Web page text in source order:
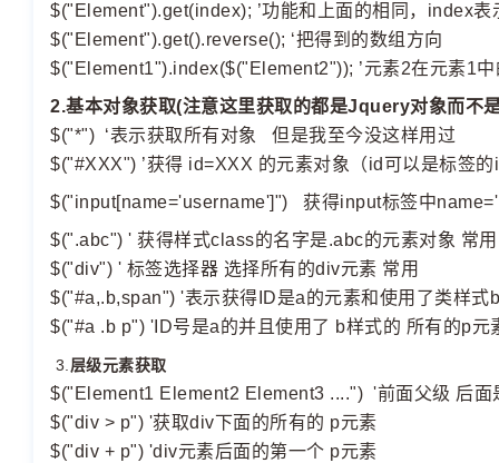
$("Element").get(index); ’功能和上面的相同，index表
$("Element").get().reverse(); ‘把得到的数组方向
$("Element1").index($("Element2")); ’元素2在元素1
2.基本对象获取(注意这里获取的都是Jquery对象而不
$("*") ‘表示获取所有对象 但是我至今没这样用过
$("#XXX") ’获得 id=XXX 的元素对象（id可以是标签
$("input[name='username']") 获得input标签中
$(".abc") ' 获得样式class的名字是.abc的元素对象 常用
$("div") ' 标签选择器 选择所有的div元素 常用
$("#a,.b,span") '表示获得ID是a的元素和使用了类样式
$("#a .b p") 'ID号是a的并且使用了 b样式的 所有的p元
3. 层级元素获取
$("Element1 Element2 Element3 ....") '前面父级 后面
$("div > p") '获取div下面的所有的 p元素
$("div + p") 'div元素后面的第一个 p元素